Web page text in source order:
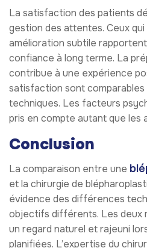
La satisfaction des patients
gestion des attentes. Ceux
amélioration subtile
confiance à long terme. La
contribue à une expérience
satisfaction sont
techniques. Les facteurs
pris en compte autant que les
Conclusion
La comparaison entre une
et la chirurgie de
évidence des différences
objectifs différents. Les
un regard naturel et rajeuni
planifiées. L’expertise du